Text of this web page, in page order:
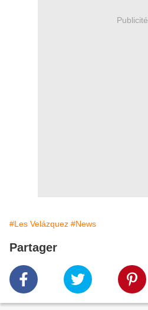
Publicité
#Les Velázquez #News
Partager